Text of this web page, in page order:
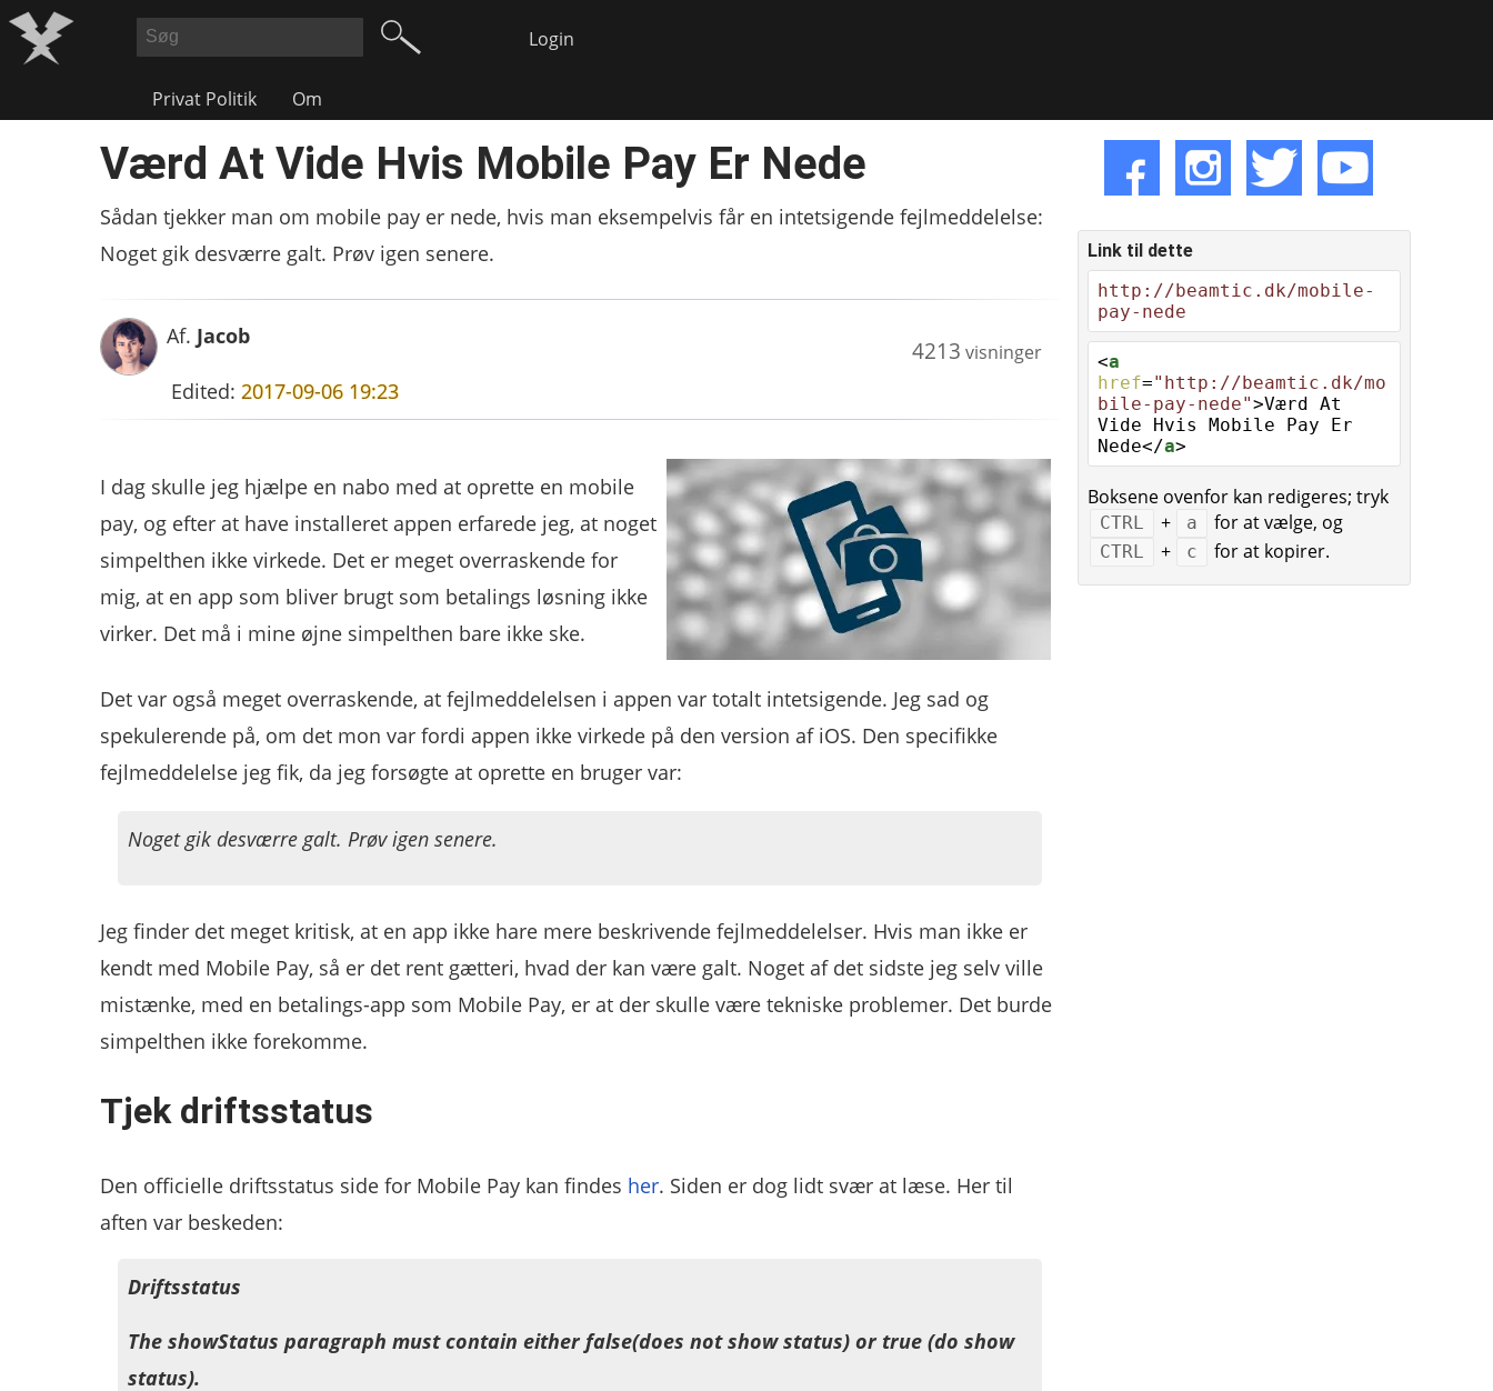
Login
Privat Politik Om
Værd At Vide Hvis Mobile Pay Er Nede
Sådan tjekker man om mobile pay er nede, hvis man eksempelvis får en intetsigende fejlmeddelelse:
Noget gik desværre galt. Prøv igen senere.
4213 visninger
Af. Jacob
Edited: 2017-09-06 19:23
I dag skulle jeg hjælpe en nabo med at oprette en mobile
pay, og efter at have installeret appen erfarede jeg, at noget
simpelthen ikke virkede. Det er meget overraskende for
mig, at en app som bliver brugt som betalings løsning ikke
virker. Det må i mine øjne simpelthen bare ikke ske.
Det var også meget overraskende, at fejlmeddelelsen i appen var totalt intetsigende. Jeg sad og
spekulerende på, om det mon var fordi appen ikke virkede på den version af iOS. Den specifikke
fejlmeddelelse jeg fik, da jeg forsøgte at oprette en bruger var:
Noget gik desværre galt. Prøv igen senere.
Jeg finder det meget kritisk, at en app ikke hare mere beskrivende fejlmeddelelser. Hvis man ikke er
kendt med Mobile Pay, så er det rent gætteri, hvad der kan være galt. Noget af det sidste jeg selv ville
mistænke, med en betalings-app som Mobile Pay, er at der skulle være tekniske problemer. Det burde
simpelthen ikke forekomme.
Tjek driftsstatus
Den officielle driftsstatus side for Mobile Pay kan findes her. Siden er dog lidt svær at læse. Her til
aften var beskeden:
Driftsstatus
The showStatus paragraph must contain either false(does not show status) or true (do show
status).
Link til dette
http://beamtic.dk/mobile-
pay-nede
<a
href="http://beamtic.dk/mo
bile-pay-nede">Værd At
Vide Hvis Mobile Pay Er
Nede</a>
Boksene ovenfor kan redigeres; tryk
CTRL + a for at vælge, og
CTRL + c for at kopirer.